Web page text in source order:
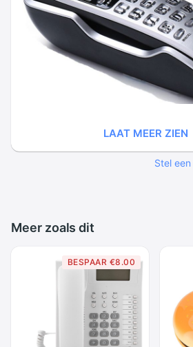
LAAT MEER ZIEN
Stel
Meer zoals dit
BESPAAR €8.00